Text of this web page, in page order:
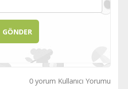
0 yorum Kullanıcı Yorumu